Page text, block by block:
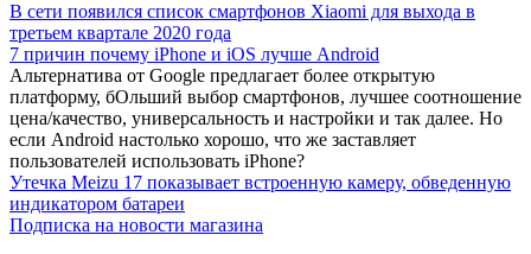
В сети появился список смартфонов Xiaomi для выхода в
третьем квартале 2020 года
7 причин почему iPhone и iOS лучше Android
Альтернатива от Google предлагает более открытую
платформу, бОльший выбор смартфонов, лучшее соотношение
цена/качество, универсальность и настройки и так далее. Но
если Android настолько хорошо, что же заставляет
пользователей использовать iPhone?
Утечка Meizu 17 показывает встроенную камеру, обведенную
индикатором батареи
Подписка на новости магазина